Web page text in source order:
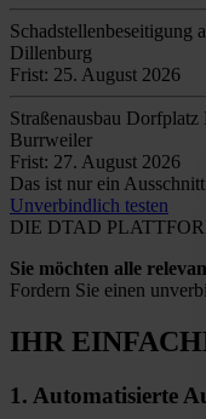
Dillenburg
Frist: 25. August 2026
Straßenausbau
Burrweiler
Frist: 27. August 2026
Das ist nur ein
Unverbindlich testen
DIE DTAD
Sie möchten alle
Fordern Sie einen
IHR
1. Automatisierte